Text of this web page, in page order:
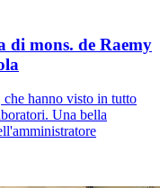
di mons. de Raemy
che hanno visto in tutto
Una bella